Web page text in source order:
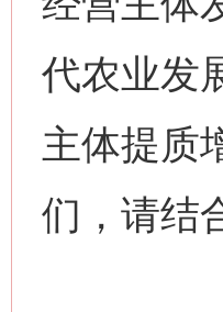
代农业发
主体提质
们，请结